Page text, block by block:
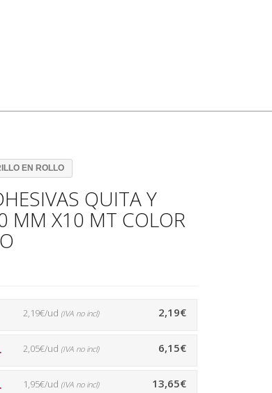
EN ROLLO
QUITA Y
MM X10 MT COLOR
2,19€
2,19€/ud (IVA no incl)
6,15€
2,05€/ud (IVA no incl)
13,65€
1,95€/ud (IVA no incl)